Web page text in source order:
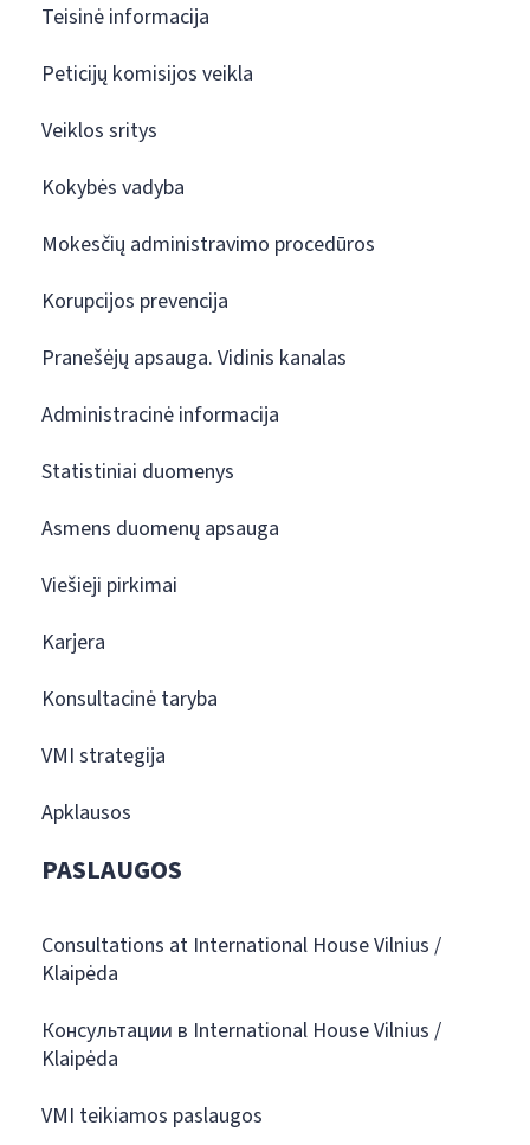
Teisinė informacija
Peticijų komisijos veikla
Veiklos sritys
Kokybės vadyba
Mokesčių administravimo procedūros
Korupcijos prevencija
Pranešėjų apsauga. Vidinis kanalas
Administracinė informacija
Statistiniai duomenys
Asmens duomenų apsauga
Viešieji pirkimai
Karjera
Konsultacinė taryba
VMI strategija
Apklausos
PASLAUGOS
Consultations at International House Vilnius /
Klaipėda
Консультации в International House Vilnius /
Klaipėda
VMI teikiamos paslaugos